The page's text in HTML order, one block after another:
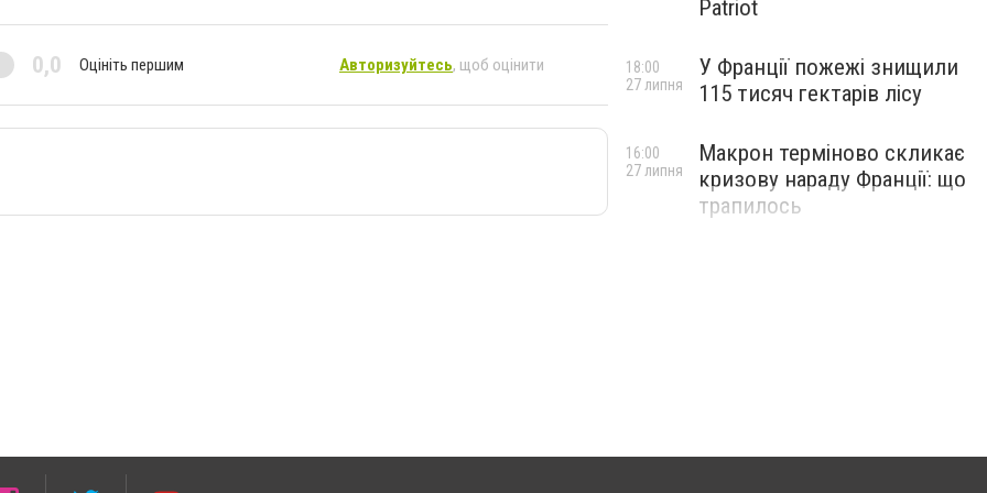
0,0 Оцініть першим Авторизуйтесь, щоб оцінити
Patriot
У Франції пожежі знищили
115 тисяч гектарів лісу
18:00
27 липня
Макрон терміново скликає
кризову нараду Франції: що
трапилось
16:00
27 липня